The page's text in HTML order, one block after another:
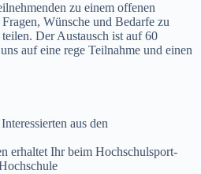
zu einem offenen
Wünsche und Bedarfe zu
Der Austausch ist auf 60
auf eine rege Teilnahme und einen
aus den
erhaltet Ihr beim Hochschulsport-